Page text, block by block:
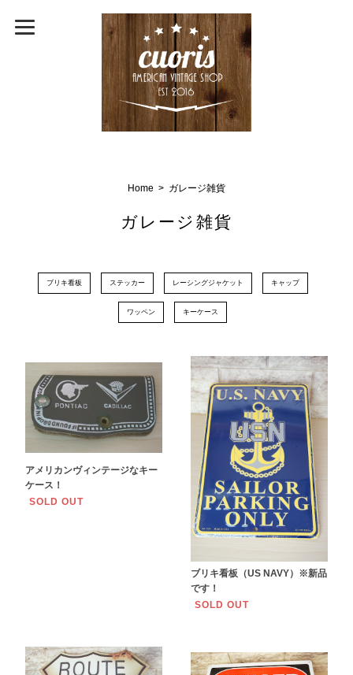
Home ガレージ雑貨
ガレージ雑貨
ブリキ看板 ステッカー レーシングジャケット キャップ
ワッペン キーケース
アメリカンヴィンテージなキー
ケース！
SOLD OUT
ブリキ看板（US NAVY）※新品
です！
SOLD OUT